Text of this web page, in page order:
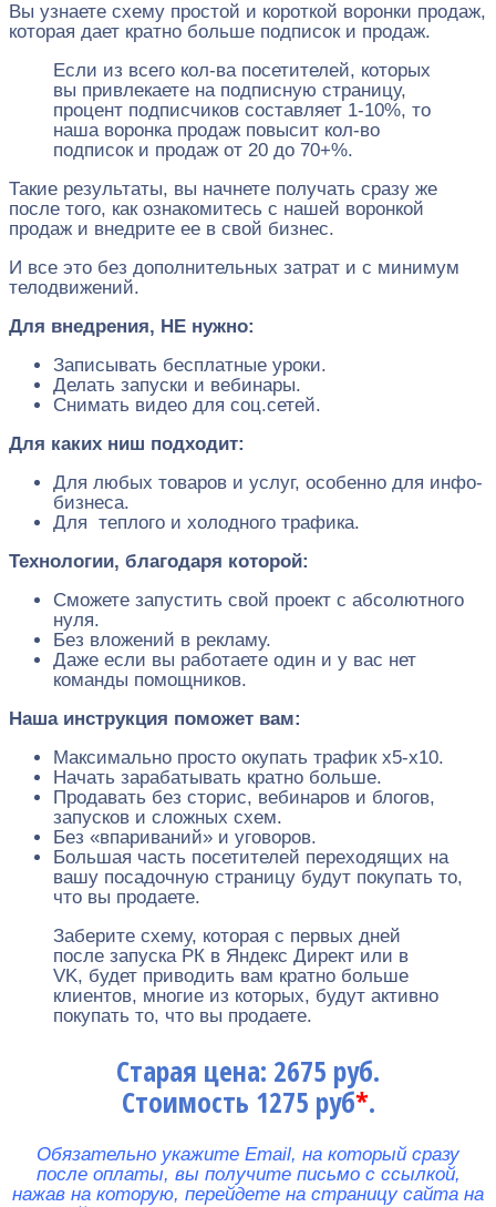
Вы узнаете схему простой и короткой воронки продаж,
которая дает кратно больше подписок и продаж.
Если из всего кол-ва посетителей, которых
вы привлекаете на подписную страницу,
процент подписчиков составляет 1-10%, то
наша воронка продаж повысит кол-во
подписок и продаж от 20 до 70+%.
Такие результаты, вы начнете получать сразу же
после того, как ознакомитесь с нашей воронкой
продаж и внедрите ее в свой бизнес.
И все это без дополнительных затрат и с минимум
телодвижений.
Для внедрения, НЕ нужно:
Записывать бесплатные уроки.
Делать запуски и вебинары.
Снимать видео для соц.сетей.
Для каких ниш подходит:
Для любых товаров и услуг, особенно для инфо-
бизнеса.
Для теплого и холодного трафика.
Технологии, благодаря которой:
Сможете запустить свой проект с абсолютного
нуля.
Без вложений в рекламу.
Даже если вы работаете один и у вас нет
команды помощников.
Наша инструкция поможет вам:
Максимально просто окупать трафик x5-x10.
Начать зарабатывать кратно больше.
Продавать без сторис, вебинаров и блогов,
запусков и сложных схем.
Без «впариваний» и уговоров.
Большая часть посетителей переходящих на
вашу посадочную страницу будут покупать то,
что вы продаете.
Заберите схему, которая с первых дней
после запуска РК в Яндекс Директ или в
VK, будет приводить вам кратно больше
клиентов, многие из которых, будут активно
покупать то, что вы продаете.
Старая цена: 2675 руб.
Стоимость 1275 руб*.
Обязательно укажите Email, на который сразу
после оплаты, вы получите письмо с ссылкой,
нажав на которую, перейдете на страницу сайта на